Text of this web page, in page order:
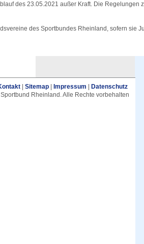
des 23.05.2021 außer Kraft. Die
des Sportbundes Rheinland, sofern sie
Sitemap Impressum
Datenschutz
Rheinland. Alle Rechte vorbehalten